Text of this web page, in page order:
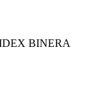
BINERA